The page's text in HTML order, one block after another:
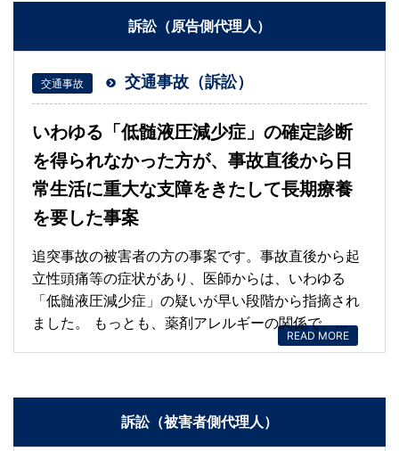
訴訟（原告側代理人）
交通事故 交通事故（訴訟）
いわゆる「低髄液圧減少症」の確定診断
を得られなかった方が、事故直後から日
常生活に重大な支障をきたして長期療養
を要した事案
追突事故の被害者の方の事案です。事故直後から起
立性頭痛等の症状があり、医師からは、いわゆる
「低髄液圧減少症」の疑いが早い段階から指摘され
ました。 もっとも、薬剤アレルギーの関係で、…
READ MORE
訴訟（被害者側代理人）